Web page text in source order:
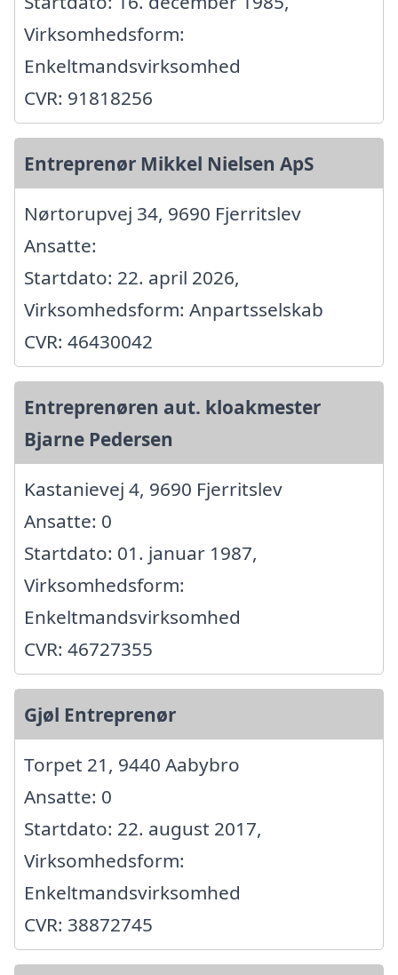
Virksomhedsform:
Enkeltmandsvirksomhed
CVR: 91818256
Entreprenør Mikkel Nielsen ApS
Nørtorupvej 34, 9690 Fjerritslev
Ansatte:
Startdato: 22. april 2026,
Virksomhedsform: Anpartsselskab
CVR: 46430042
Entreprenøren aut. kloakmester
Bjarne Pedersen
Kastanievej 4, 9690 Fjerritslev
Ansatte: 0
Startdato: 01. januar 1987,
Virksomhedsform:
Enkeltmandsvirksomhed
CVR: 46727355
Gjøl Entreprenør
Torpet 21, 9440 Aabybro
Ansatte: 0
Startdato: 22. august 2017,
Virksomhedsform:
Enkeltmandsvirksomhed
CVR: 38872745